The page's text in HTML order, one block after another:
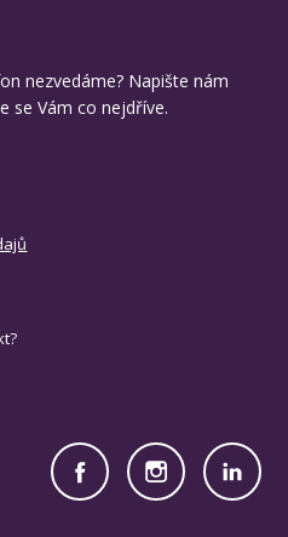
nezvedáme? Napište nám
se Vám co nejdříve.